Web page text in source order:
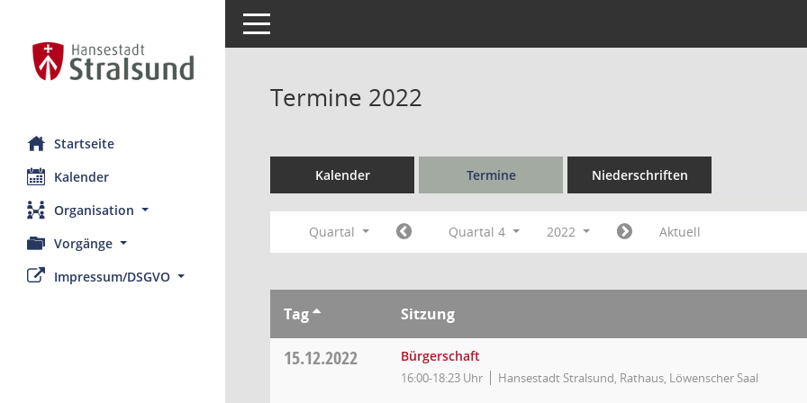
Startseite
Kalender
Organisation
Vorgänge
Impressum/DSGVO
Toggle navigation
Termine 2022
Kalender Termine Niederschriften
Quartal Quartal 4 2022 Aktuell
Tag Sitzung
15.12.2022 Bürgerschaft
16:00-18:23 Uhr Hansestadt Stralsund, Rathaus, Löwenscher Saal